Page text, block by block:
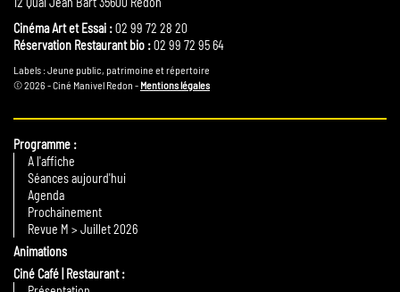
Cinéma Art et Essai :02 99 72 28 20
Réservation Restaurant bio :02 99 72 95 64
Labels : Jeune public, patrimoine et répertoire
© 2026 - Ciné Manivel Redon - Mentions légales
Programme
A l'affiche
Séances aujourd'hui
Agenda
Prochainement
Revue M > Juillet 2026
Animations
Ciné Café | Restaurant